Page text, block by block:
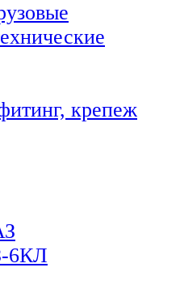
крепеж
6КЛ